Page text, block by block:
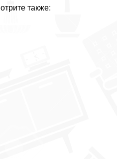
также: